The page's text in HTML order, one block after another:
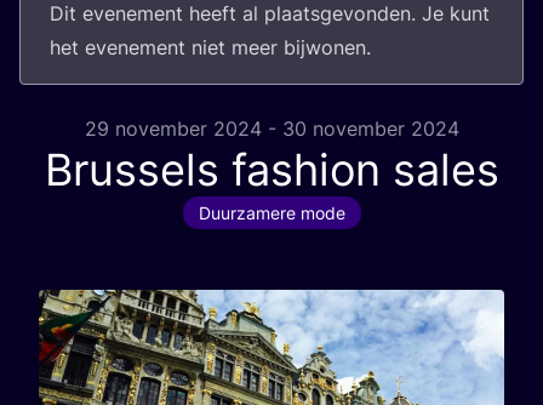
Dit eve­ne­ment heeft al plaats­ge­von­den. Je kunt
het eve­ne­ment niet meer bijwonen.
29 november 2024 - 30 november 2024
Brussels fashion sales
Duurzamere mode